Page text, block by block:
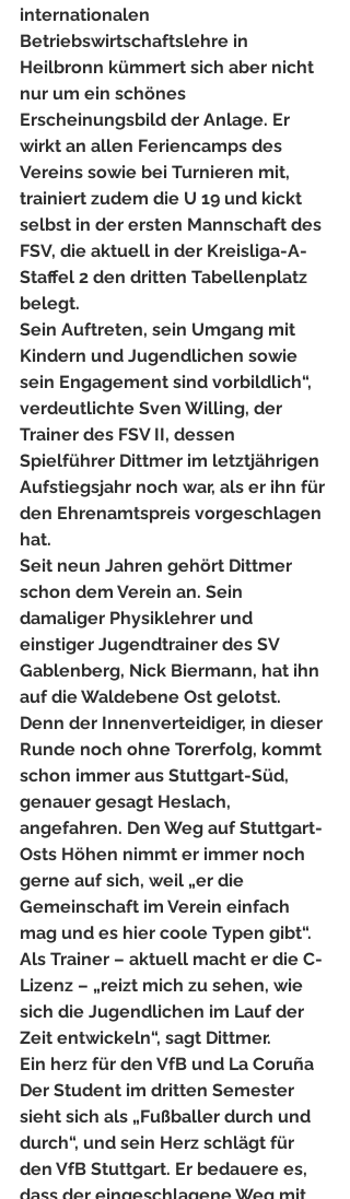
internationalen
Betriebswirtschaftslehre in
Heilbronn kümmert sich aber nicht
nur um ein schönes
Erscheinungsbild der Anlage. Er
wirkt an allen Feriencamps des
Vereins sowie bei Turnieren mit,
trainiert zudem die U 19 und kickt
selbst in der ersten Mannschaft des
FSV, die aktuell in der Kreisliga-A-
Staffel 2 den dritten Tabellenplatz
belegt.
Sein Auftreten, sein Umgang mit
Kindern und Jugendlichen sowie
sein Engagement sind vorbildlich“,
verdeutlichte Sven Willing, der
Trainer des FSV II, dessen
Spielführer Dittmer im letztjährigen
Aufstiegsjahr noch war, als er ihn für
den Ehrenamtspreis vorgeschlagen
hat.
Seit neun Jahren gehört Dittmer
schon dem Verein an. Sein
damaliger Physiklehrer und
einstiger Jugendtrainer des SV
Gablenberg, Nick Biermann, hat ihn
auf die Waldebene Ost gelotst.
Denn der Innenverteidiger, in dieser
Runde noch ohne Torerfolg, kommt
schon immer aus Stuttgart-Süd,
genauer gesagt Heslach,
angefahren. Den Weg auf Stuttgart-
Osts Höhen nimmt er immer noch
gerne auf sich, weil „er die
Gemeinschaft im Verein einfach
mag und es hier coole Typen gibt“.
Als Trainer – aktuell macht er die C-
Lizenz – „reizt mich zu sehen, wie
sich die Jugendlichen im Lauf der
Zeit entwickeln“, sagt Dittmer.
Ein herz für den VfB und La Coruña
Der Student im dritten Semester
sieht sich als „Fußballer durch und
durch“, und sein Herz schlägt für
den VfB Stuttgart. Er bedauere es,